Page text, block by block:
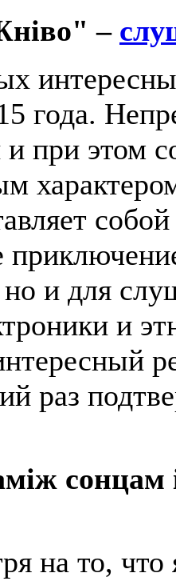
–
года.
при этом
и для
и
раз
сонцам
на то, что